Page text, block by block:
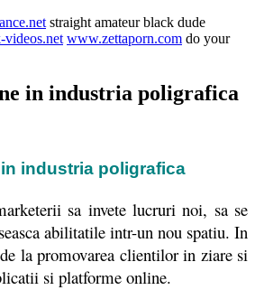
straight amateur black dude
www.zettaporn.com do your
in industria poligrafica
industria poligrafica
sa invete lucruri noi, sa se
abilitatile intr-un nou spatiu. In
la promovarea clientilor in ziare si
si platforme online.